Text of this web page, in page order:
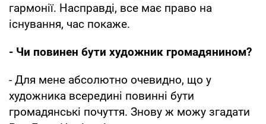
гармонії. Насправді, все має право на
існування, час покаже.
- Чи повинен бути художник громадянином?
- Для мене абсолютно очевидно, що у
художника всередині повинні бути
громадянські почуття. Знову ж можу згадати